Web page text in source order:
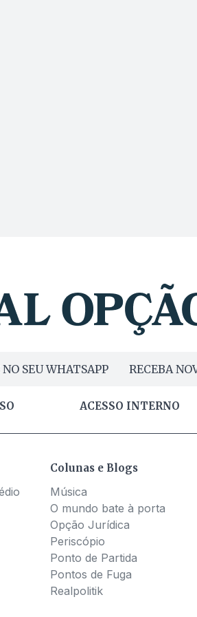
SEU WHATSAPP RECEBA
ACESSO INTERNO
Colunas e Blogs
Música
O mundo bate à porta
Opção Jurídica
Periscópio
Ponto de Partida
Pontos de Fuga
Realpolitik